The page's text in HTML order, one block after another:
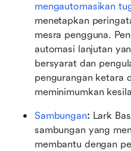
mengautomasikan
menetapkan
mesra pengguna.
automasi lanjutan
bersyarat dan
pengurangan ketara
meminimumkan
Sambungan: Lark
sambungan yang
membantu dengan